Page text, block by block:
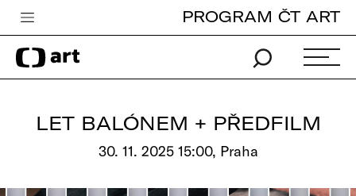
Česká televize
Zpravodajství
PROGRAM ČT ART
LET BALÓNEM + PŘEDFILM
30. 11. 2025 15:00, Praha